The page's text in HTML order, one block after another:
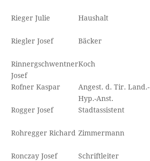
Rieger Julie
Haushalt
Riegler Josef
Bäcker
Rinnergschwentner
Josef
Koch
Rofner Kaspar
Angest. d. Tir. Land.-
Hyp.-Anst.
Rogger Josef
Stadtassistent
Rohregger Richard Zimmermann
Ronczay Josef
Schriftleiter